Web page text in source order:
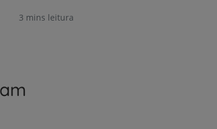
3 mins leitura